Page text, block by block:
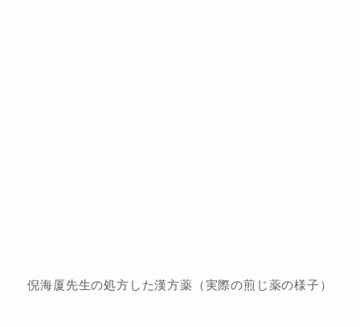
倪海厦先生の処方した漢方薬（実際の煎じ薬の様子）